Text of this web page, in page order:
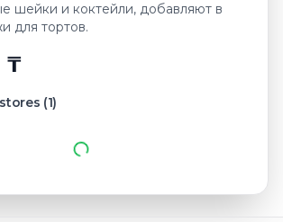
шейки и коктейли, добавляют в
для тортов.
₸
(1)